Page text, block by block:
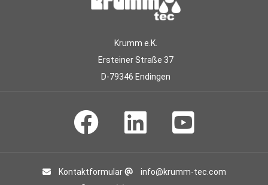
Krumm e.K.
Ersteiner Straße 37
D-79346 Endingen
Kontaktformular
info@krumm-tec.com